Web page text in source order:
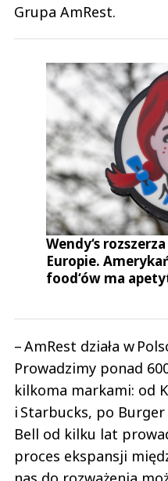
Grupa AmRest.
Wendy‘s
Europie.
food‘ów ma
– AmRest działa w
Prowadzimy ponad
kilkoma markami: od
i Starbucks, po
Bell od kilku lat
proces ekspansji